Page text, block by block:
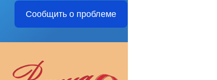
Сообщить о проблеме